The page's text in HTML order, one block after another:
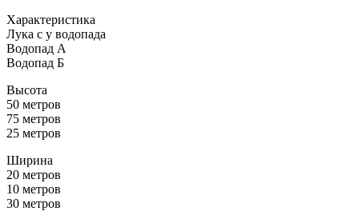
Характеристика
Лука с у водопада
Водопад А
Водопад Б
Высота
50 метров
75 метров
25 метров
Ширина
20 метров
10 метров
30 метров